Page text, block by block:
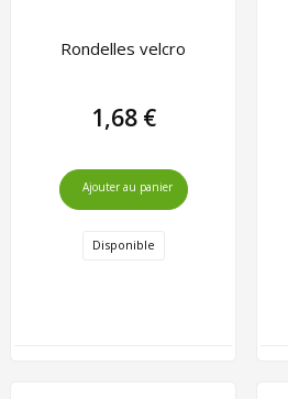
Rondelles velcro
1,68 €
Ajouter au panier
Disponible